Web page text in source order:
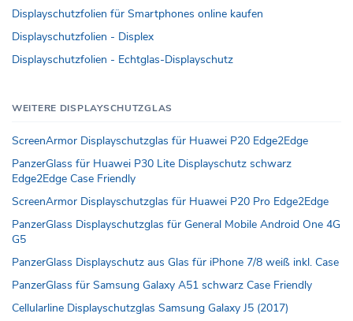
Displayschutzfolien für Smartphones online kaufen
Displayschutzfolien - Displex
Displayschutzfolien - Echtglas-Displayschutz
WEITERE DISPLAYSCHUTZGLAS
ScreenArmor Displayschutzglas für Huawei P20 Edge2Edge
PanzerGlass für Huawei P30 Lite Displayschutz schwarz
Edge2Edge Case Friendly
ScreenArmor Displayschutzglas für Huawei P20 Pro Edge2Edge
PanzerGlass Displayschutzglas für General Mobile Android One 4G
G5
PanzerGlass Displayschutz aus Glas für iPhone 7/8 weiß inkl. Case
PanzerGlass für Samsung Galaxy A51 schwarz Case Friendly
Cellularline Displayschutzglas Samsung Galaxy J5 (2017)